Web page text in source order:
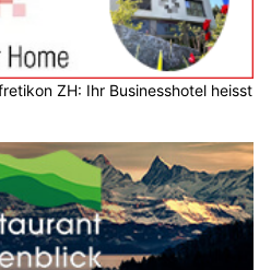
ZH: Ihr Businesshotel heisst